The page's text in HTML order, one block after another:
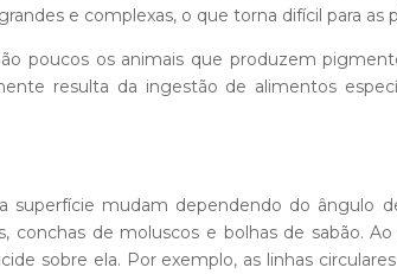
e complexas, o que torna difícil para as
poucos os animais que produzem
resulta da ingestão de alimentos
mudam dependendo do ângulo
de moluscos e bolhas de sabão.
sobre ela. Por exemplo, as linhas